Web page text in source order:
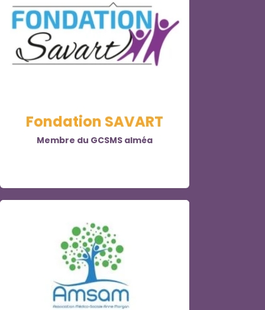
Fondation SAVART
Membre du GCSMS alméa